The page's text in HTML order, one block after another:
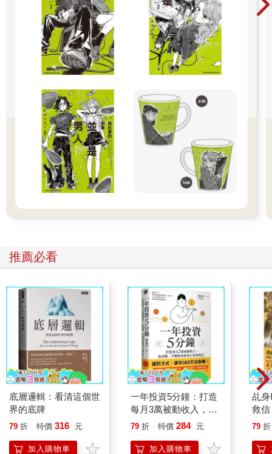
推薦必看
底層邏輯：看清這個世
界的底牌
79 折 特價 316 元
加入購物車
一年投資5分鐘：打造
每月3萬被動收入，免
看盤、不選股的最強小
79 折 特價 284 元
加入購物車
乩身
救信
79 折